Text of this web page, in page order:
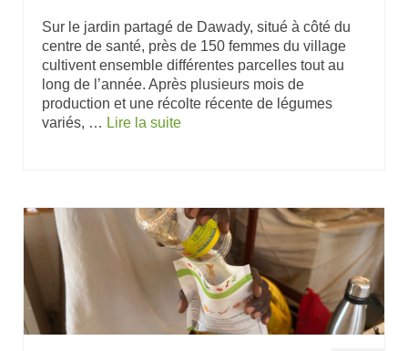
Sur le jardin partagé de Dawady, situé à côté du
centre de santé, près de 150 femmes du village
cultivent ensemble différentes parcelles tout au
long de l’année. Après plusieurs mois de
production et une récolte récente de légumes
variés, … Lire la suite